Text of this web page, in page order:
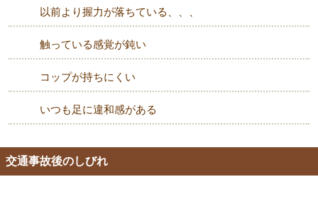
以前より握力が落ちている、、、
触っている感覚が鈍い
コップが持ちにくい
いつも足に違和感がある
交通事故後のしびれ